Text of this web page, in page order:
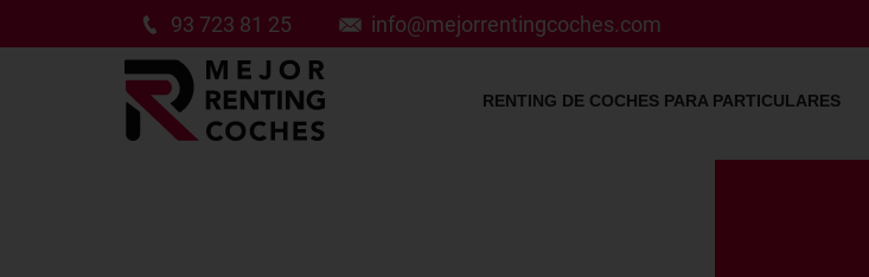
93 723 81 25 info@mejorrentingcoches.com
RENTING DE COCHES PARA PARTICULARES